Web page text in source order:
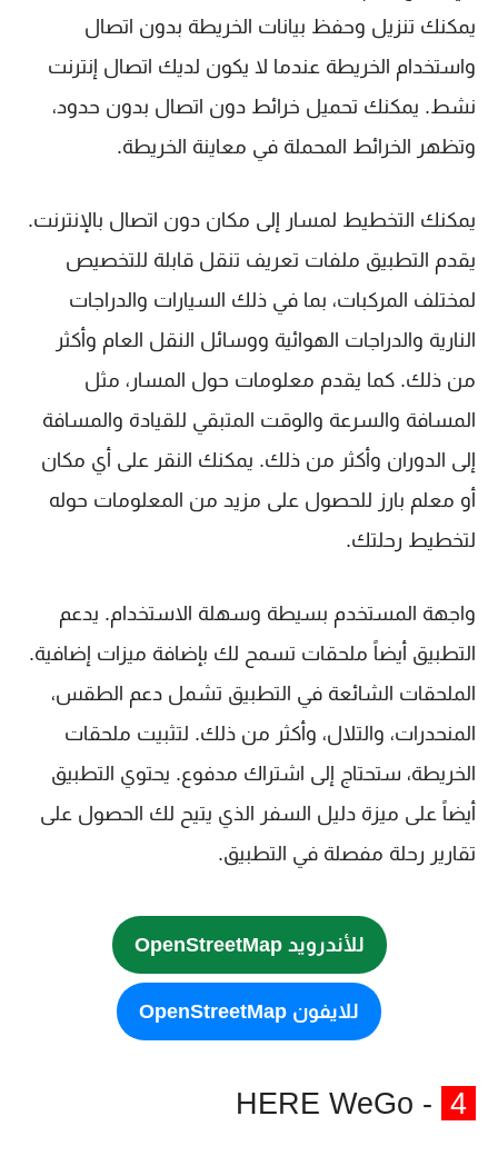
يمكنك تنزيل وحفظ بيانات الخريطة بدون اتصال
واستخدام الخريطة عندما لا يكون لديك اتصال إنترنت
نشط. يمكنك تحميل خرائط دون اتصال بدون حدود،
وتظهر الخرائط المحملة في معاينة الخريطة.
يمكنك التخطيط لمسار إلى مكان دون اتصال بالإنترنت.
يقدم التطبيق ملفات تعريف تنقل قابلة للتخصيص
لمختلف المركبات، بما في ذلك السيارات والدراجات
النارية والدراجات الهوائية ووسائل النقل العام وأكثر
من ذلك. كما يقدم معلومات حول المسار، مثل
المسافة والسرعة والوقت المتبقي للقيادة والمسافة
إلى الدوران وأكثر من ذلك. يمكنك النقر على أي مكان
أو معلم بارز للحصول على مزيد من المعلومات حوله
لتخطيط رحلتك.
واجهة المستخدم بسيطة وسهلة الاستخدام. يدعم
التطبيق أيضاً ملحقات تسمح لك بإضافة ميزات إضافية.
الملحقات الشائعة في التطبيق تشمل دعم الطقس،
المنحدرات، والتلال، وأكثر من ذلك. لتثبيت ملحقات
الخريطة، ستحتاج إلى اشتراك مدفوع. يحتوي التطبيق
أيضاً على ميزة دليل السفر الذي يتيح لك الحصول على
تقارير رحلة مفصلة في التطبيق.
للأندرويد OpenStreetMap
للايفون OpenStreetMap
- HERE WeGo